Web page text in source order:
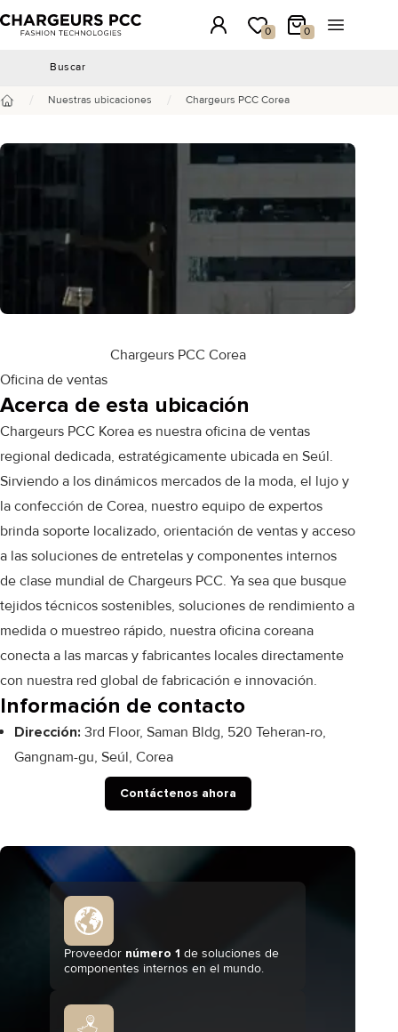
Chargeurs PCC Conexión
0
Mi lista de deseos
0
Mi carritoAbrir el
Buscar
/ Nuestras ubicaciones / Chargeurs PCC Corea
Chargeurs PCC Corea
Oficina de ventas
Acerca de esta ubicación
Chargeurs PCC Korea es nuestra oficina de ventas
regional dedicada, estratégicamente ubicada en Seúl.
Sirviendo a los dinámicos mercados de la moda, el lujo y
la confección de Corea, nuestro equipo de expertos
brinda soporte localizado, orientación de ventas y acceso
a las soluciones de entretelas y componentes internos
de clase mundial de Chargeurs PCC. Ya sea que busque
tejidos técnicos sostenibles, soluciones de rendimiento a
medida o muestreo rápido, nuestra oficina coreana
conecta a las marcas y fabricantes locales directamente
con nuestra red global de fabricación e innovación.
Información de contacto
Dirección: 3rd Floor, Saman Bldg, 520 Teheran-ro,
Gangnam-gu, Seúl, Corea
Contáctenos ahora
Proveedor número 1 de soluciones de
componentes internos en el mundo.